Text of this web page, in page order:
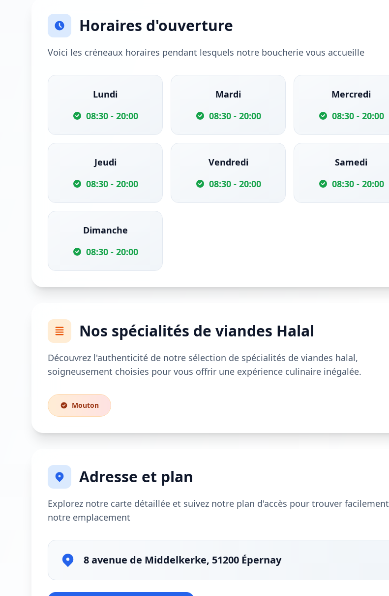
Horaires d'ouverture
Voici les créneaux horaires pendant lesquels notre boucherie vous accueille
Lundi
08:30 - 20:00
Mardi
08:30 - 20:00
Mercredi
08:30 - 20:00
Jeudi
08:30 - 20:00
Vendredi
08:30 - 20:00
Samedi
08:30 - 20:00
Dimanche
08:30 - 20:00
Nos spécialités de viandes Halal
Découvrez l'authenticité de notre sélection de spécialités de viandes halal,
soigneusement choisies pour vous offrir une expérience culinaire inégalée.
Mouton
Adresse et plan
Explorez notre carte détaillée et suivez notre plan d'accès pour trouver facilement
notre emplacement
8 avenue de Middelkerke, 51200 Épernay